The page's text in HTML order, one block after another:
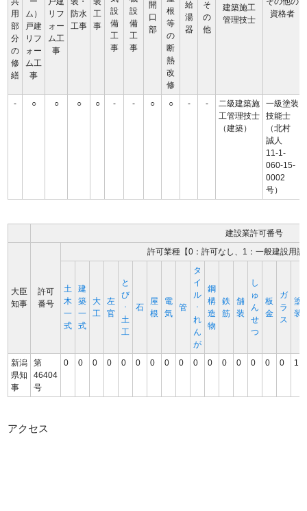
用
部
分
の
修
繕
ム）
戸建
リフ
ォー
ム工
事
リフ
ォー
ム工
事
防水
工事
工
事
建築施工
管理技士
資格者
設
備
工
事
設
備
工
事
開
口
部
根
等
の
断
熱
改
修
給
湯
器
そ
の
他
- ○ ○ ○ ○ - - ○ ○ - -
二級建築施
工管理技士
（建築）
一級塗装
技能士
（北村
誠人
11-1-
060-15-
0002
号）
建設業許可番号
大臣
知事
許可
番号
許可業種【0：許可なし、1：一般建設用
土
木
一
式
建
築
一
式
大
工
左
官
と
び
･
土
工
石
屋
根
電
気
管
タ
イ
ル
･
れ
ん
が
鋼
構
造
物
鉄
筋
舗
装
し
ゅ
ん
せ
つ
板
金
ガ
ラ
ス
塗
装
新潟
県知
事
第
46404
号
0 0 0 0 0 0 0 0 0 0 0 0 0 0 0 0 1
アクセス